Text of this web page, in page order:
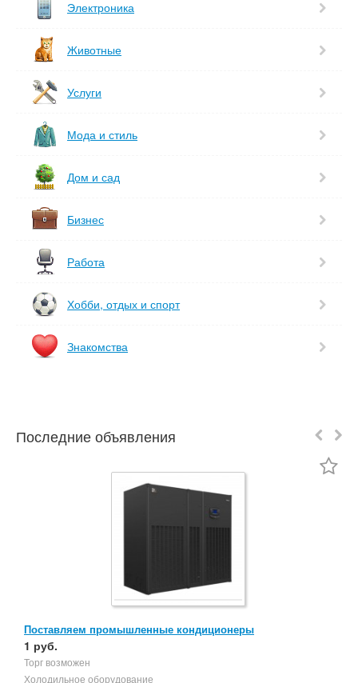
Электроника
Животные
Услуги
Мода и стиль
Дом и сад
Бизнес
Работа
Хобби, отдых и спорт
Знакомства
Последние объявления
Поставляем промышленные кондиционеры
1 руб.
Торг возможен
Холодильное оборудование